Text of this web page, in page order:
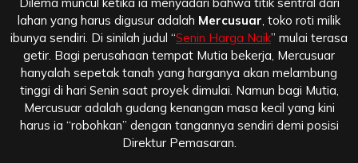
lahan yang harus digusur adalah Mercusuar, toko roti milik
ibunya sendiri. Di sinilah judul “Senin Harga Naik” mulai terasa
getir. Bagi perusahaan tempat Mutia bekerja, Mercusuar
hanyalah sepetak tanah yang harganya akan melambung
tinggi di hari Senin saat proyek dimulai. Namun bagi Mutia,
Mercusuar adalah gudang kenangan masa kecil yang kini
harus ia “robohkan” dengan tangannya sendiri demi posisi
Direktur Pemasaran.